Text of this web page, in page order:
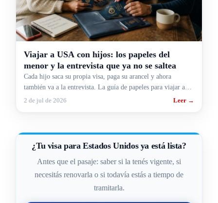
Viajar a USA con hijos: los papeles del
menor y la entrevista que ya no se saltea
Cada hijo saca su propia visa, paga su arancel y ahora
también va a la entrevista. La guía de papeles para viajar a
Estados Unidos con menores.
2 de jul de 2026 Leer →
¿Tu visa para Estados Unidos ya está lista?
Antes que el pasaje: saber si la tenés vigente, si
necesitás renovarla o si todavía estás a tiempo de
tramitarla.